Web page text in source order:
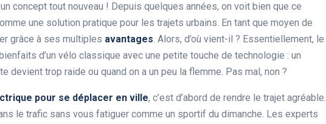
concept tout nouveau ! Depuis quelques années, on voit bien que ce
une solution pratique pour les trajets urbains. En tant que moyen de
grâce à ses multiples avantages. Alors, d’où vient-il ? Essentiellement, le
d’un vélo classique avec une petite touche de technologie : un
devient trop raide ou quand on a un peu la flemme. Pas mal, non ?
pour se déplacer en ville, c’est d’abord de rendre le trajet agréable.
le trafic sans vous fatiguer comme un sportif du dimanche. Les experts